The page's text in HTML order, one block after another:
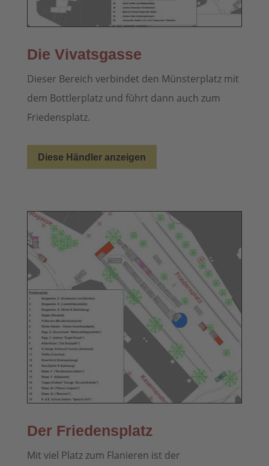
Die Vivatsgasse
Dieser Bereich verbindet den Münsterplatz mit
dem Bottlerplatz und führt dann auch zum
Friedensplatz.
Diese Händler anzeigen
Der Friedensplatz
Mit viel Platz zum Flanieren ist der